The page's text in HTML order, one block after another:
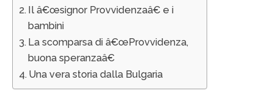
Il â€œsignor Provvidenzaâ€ e i
bambini
La scomparsa di â€œProvvidenza,
buona speranzaâ€
Una vera storia dalla Bulgaria